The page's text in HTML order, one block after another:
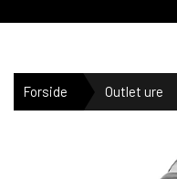
Forside Outlet ure